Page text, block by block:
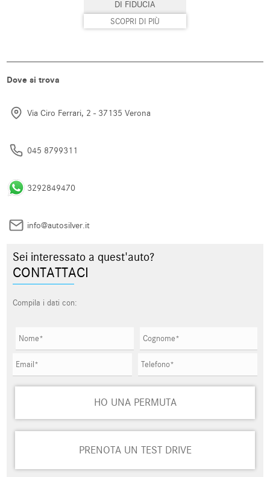
DI FIDUCIA
SCOPRI DI PIÙ
Dove si trova
Via Ciro Ferrari, 2 - 37135 Verona
045 8799311
3292849470
info@autosilver.it
Sei interessato a quest'auto?
CONTATTACI
Compila i dati con:
HO UNA PERMUTA
PRENOTA UN TEST DRIVE